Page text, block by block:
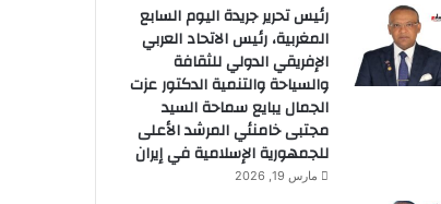
رئيس تحرير جريدة اليوم السابع
المغربية، رئيس الاتحاد العربي
الإفريقي الدولي للثقافة
والسياحة والتنمية الدكتور عزت
الجمال يبايع سماحة السيد
مجتبى خامنئي المرشد الأعلى
للجمهورية الإسلامية في إيران
مارس 19, 2026